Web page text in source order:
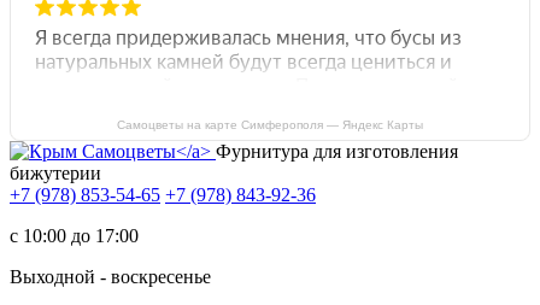
Самоцветы на карте Симферополя — Яндекс Карты
Фурнитура для изготовления
бижутерии
+7 (978) 853-54-65 +7 (978) 843-92-36
c 10:00 до 17:00
Выходной - воскресенье